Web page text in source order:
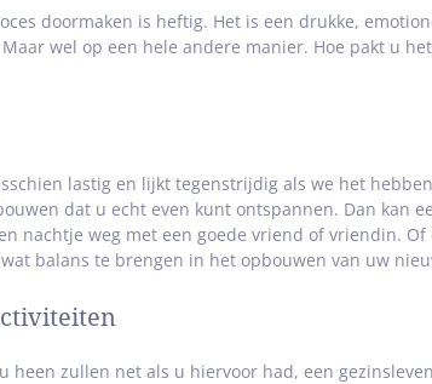
doormaken is heftig. Het is een drukke,
wel op een hele andere manier. Hoe pakt u
lastig en lijkt tegenstrijdig als we het
dat u echt even kunt ontspannen. Dan kan
nachtje weg met een goede vriend of vriendin.
balans te brengen in het opbouwen van uw
heen zullen net als u hiervoor had, een